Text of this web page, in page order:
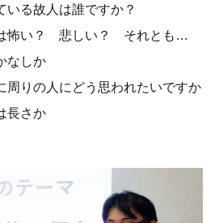
いる故人は誰ですか？
は怖い？ 悲しい？ それとも…
なしか
周りの人にどう思われたいですか
長さか